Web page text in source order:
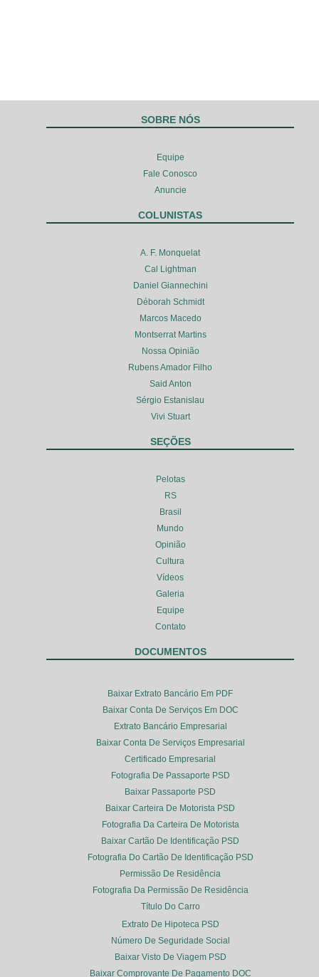
SOBRE NÓS
Equipe
Fale Conosco
Anuncie
COLUNISTAS
A. F. Monquelat
Cal Lightman
Daniel Giannechini
Déborah Schmidt
Marcos Macedo
Montserrat Martins
Nossa Opinião
Rubens Amador Filho
Said Anton
Sérgio Estanislau
Vivi Stuart
SEÇÕES
Pelotas
RS
Brasil
Mundo
Opinião
Cultura
Vídeos
Galeria
Equipe
Contato
DOCUMENTOS
Baixar Extrato Bancário Em PDF
Baixar Conta De Serviços Em DOC
Extrato Bancário Empresarial
Baixar Conta De Serviços Empresarial
Certificado Empresarial
Fotografia De Passaporte PSD
Baixar Passaporte PSD
Baixar Carteira De Motorista PSD
Fotografia Da Carteira De Motorista
Baixar Cartão De Identificação PSD
Fotografia Do Cartão De Identificação PSD
Permissão De Residência
Fotografia Da Permissão De Residência
Título Do Carro
Extrato De Hipoteca PSD
Número De Seguridade Social
Baixar Visto De Viagem PSD
Baixar Comprovante De Pagamento DOC